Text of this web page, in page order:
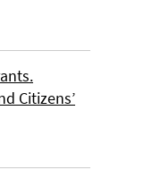
Citizens’